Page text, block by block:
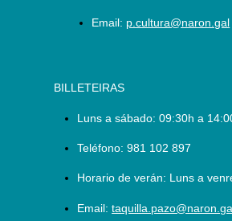
Email: p.cultura@naron.gal
BILLETEIRAS
Luns a sábado: 09:30h a
Teléfono: 981 102 897
Horario de verán: Luns a
Email: